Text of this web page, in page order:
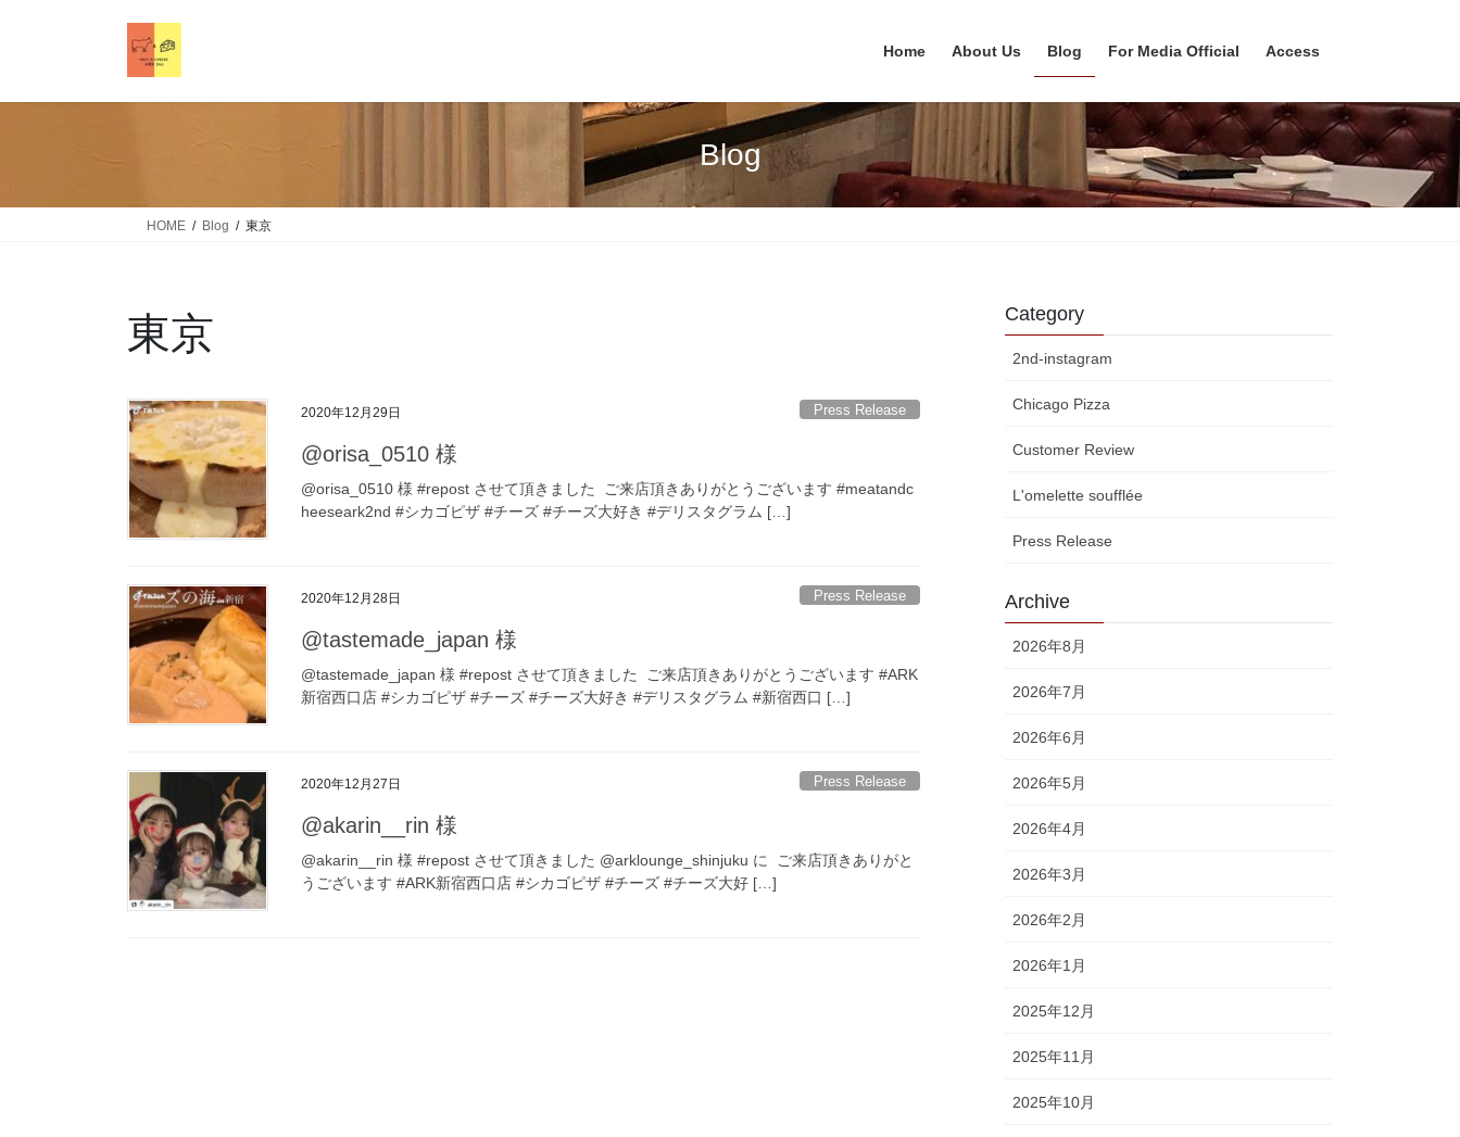
Home About Us Blog For Media Official Access
Blog
HOME Blog 東京
東京
2020年12月29日 Press Release
@orisa_0510 様
@orisa_0510 様 #repost させて頂きました ご来店頂きありがとうございます #meatandc
heeseark2nd #シカゴピザ #チーズ #チーズ大好き #デリスタグラム […]
2020年12月28日 Press Release
@tastemade_japan 様
@tastemade_japan 様 #repost させて頂きました ご来店頂きありがとうございます #ARK
新宿西口店 #シカゴピザ #チーズ #チーズ大好き #デリスタグラム #新宿西口 […]
2020年12月27日 Press Release
@akarin__rin 様
@akarin__rin 様 #repost させて頂きました @arklounge_shinjuku に ご来店頂きありがと
うございます #ARK新宿西口店 #シカゴピザ #チーズ #チーズ大好 […]
Category
2nd-instagram
Chicago Pizza
Customer Review
L'omelette soufflée
Press Release
Archive
2026年8月
2026年7月
2026年6月
2026年5月
2026年4月
2026年3月
2026年2月
2026年1月
2025年12月
2025年11月
2025年10月